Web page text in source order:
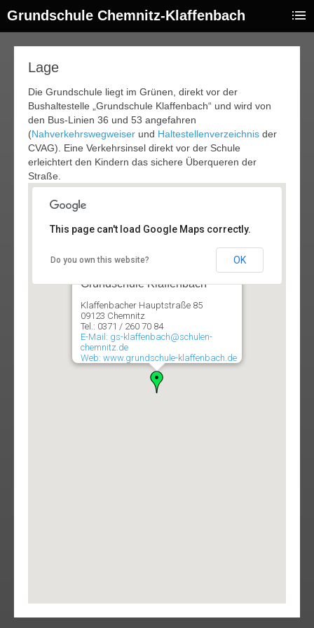
Grundschule Chemnitz-Klaffenbach
Lage
Die Grundschule liegt im Grünen, direkt vor der
Bushaltestelle „Grundschule Klaffenbach“ und wird von
den Bus-Linien 36 und 53 angefahren
(Nahverkehrswegweiser und Haltestellenverzeichnis der
CVAG). Eine Verkehrsinsel direkt vor der Schule
erleichtert den Kindern das sichere Überqueren der
Straße.
Grundschule Klaffenbach
Klaffenbacher Hauptstraße 85
09123 Chemnitz
Tel.: 0371 / 260 70 84
E-Mail: gs-klaffenbach@schulen-
chemnitz.de
Web: www.grundschule-klaffenbach.de
This page can't load Google Maps correctly.
Do you own this website? OK